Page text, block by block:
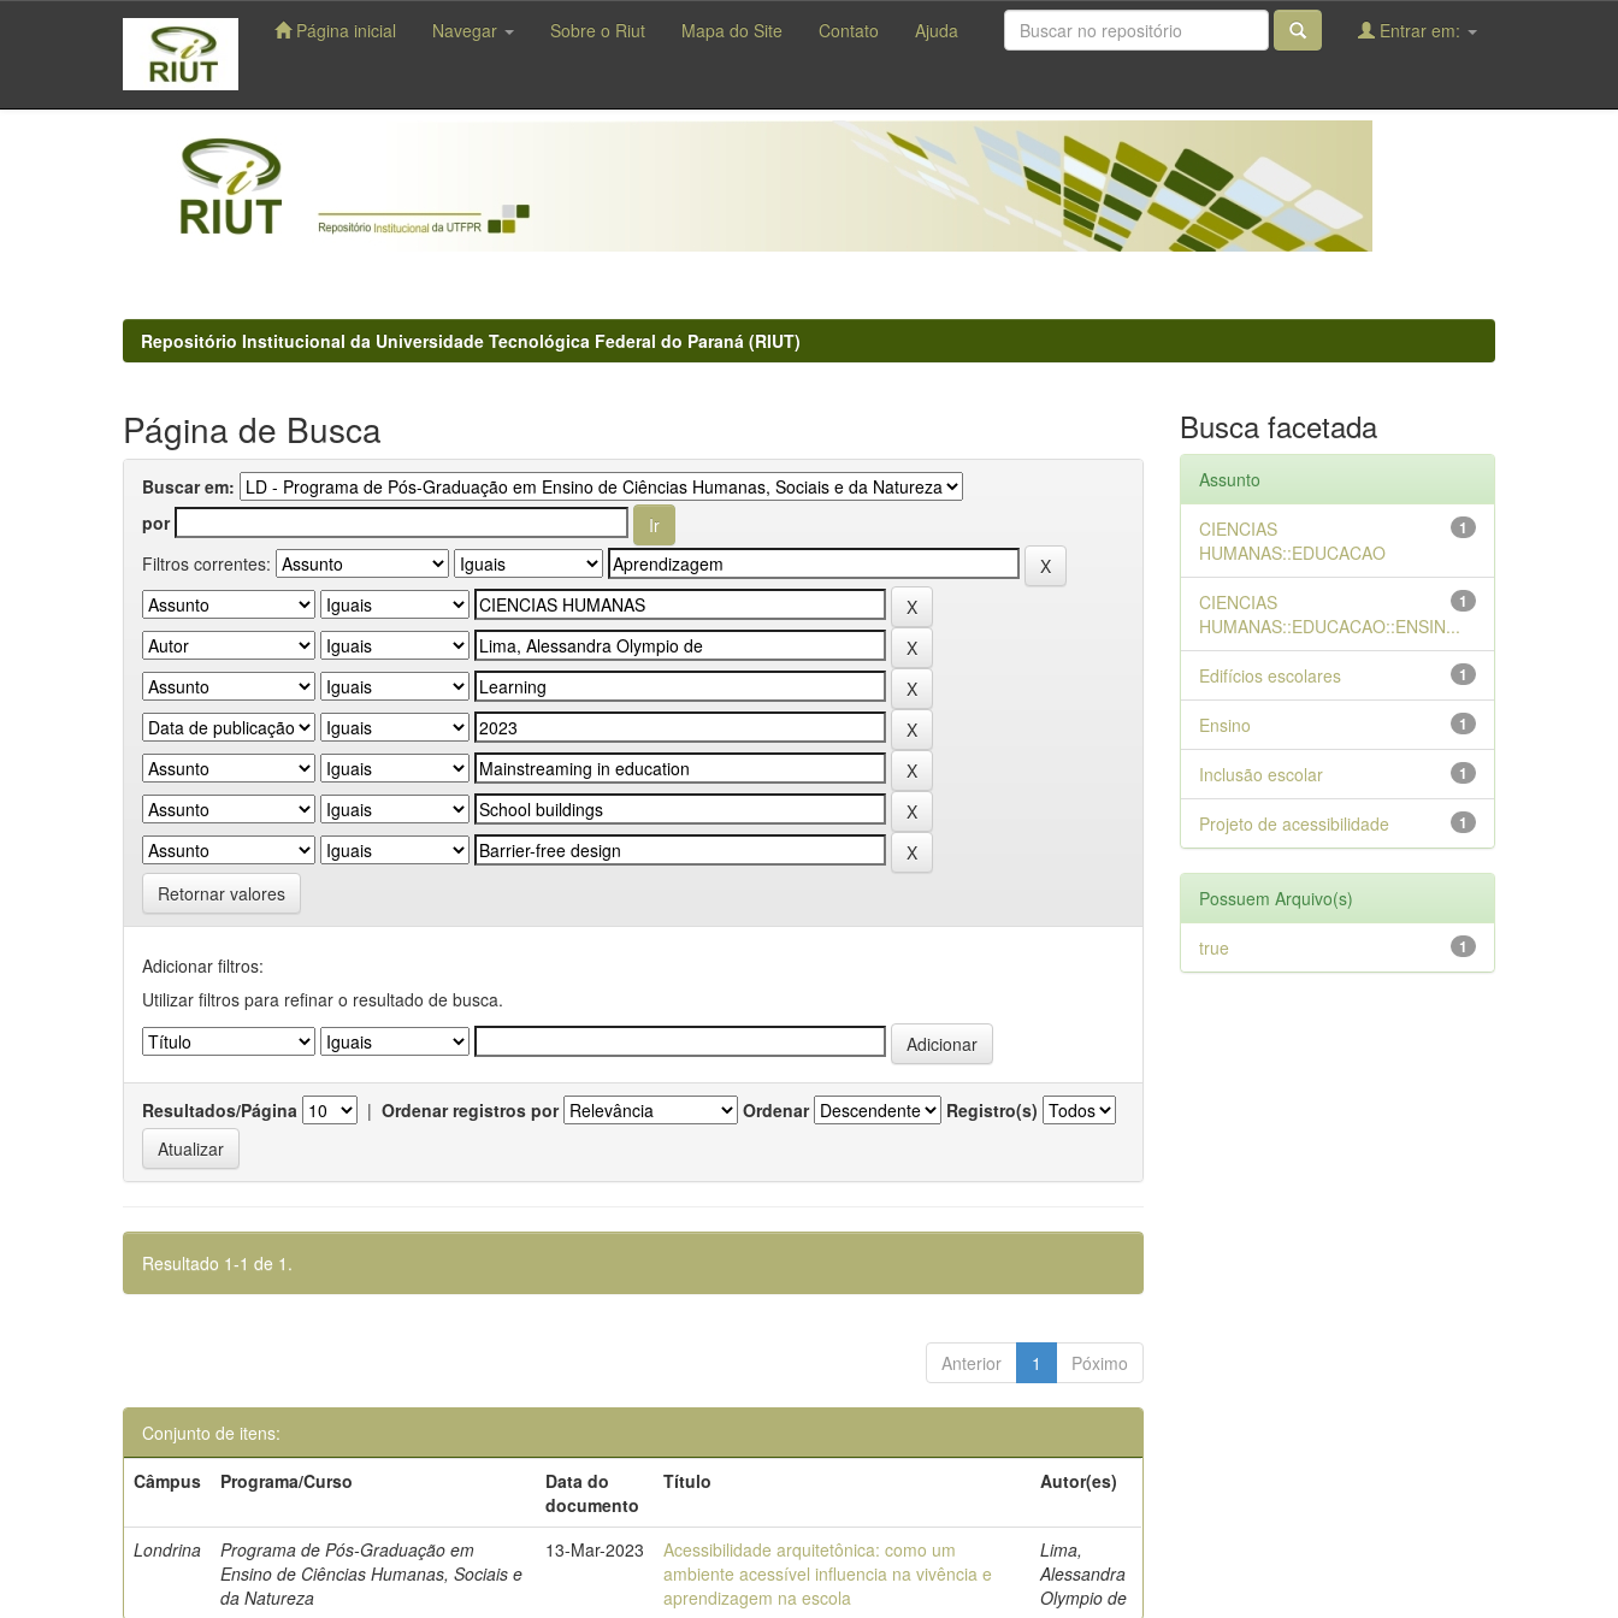
navigation
Página inicial Navegar Sobre o Riut Mapa do Site Contato Ajuda Entrar em:
Repositório Institucional da Universidade Tecnológica Federal do Paraná (RIUT)
Página de Busca
Buscar em:
por
Filtros correntes:
Retornar valores
Adicionar filtros:
Utilizar filtros para refinar o resultado de busca.
Resultados/Página | Ordenar registros por Ordenar Registro(s)
Resultado 1-1 de 1.
Anterior 1 Póximo
Conjunto de itens:
Câmpus
Programa/Curso
Data do
documento
Título Autor(es)
Londrina
Programa de Pós-Graduação em
Ensino de Ciências Humanas, Sociais e
da Natureza
13-Mar-2023
Acessibilidade arquitetônica: como um
ambiente acessível influencia na vivência e
aprendizagem na escola
Lima,
Alessandra
Olympio de
Busca facetada
Assunto
1
CIENCIAS
HUMANAS::EDUCACAO
1
CIENCIAS
HUMANAS::EDUCACAO::ENSIN...
1
Edifícios escolares
1
Ensino
1
Inclusão escolar
1
Projeto de acessibilidade
Possuem Arquivo(s)
1
true